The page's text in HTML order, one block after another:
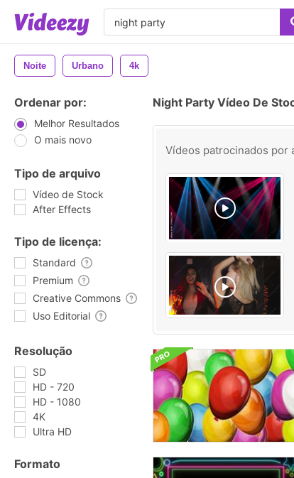
Noite Urbano 4k
Ordenar por:
Melhor Resultados
O mais novo
Tipo de arquivo
Vídeo de Stock
After Effects
Tipo de licença:
Standard
Premium
Creative Commons
Uso Editorial
Resolução
SD
HD - 720
HD - 1080
4K
Ultra HD
Formato
Night Party Vídeo De
Vídeos patrocinados por